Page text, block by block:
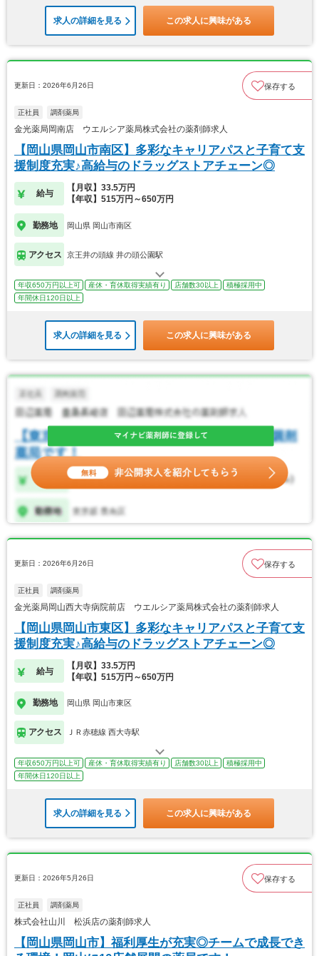
求人の詳細を見る この求人に興味がある
更新日：2026年6月26日 保存する
正社員 調剤薬局
金光薬局岡南店 ウエルシア薬局株式会社の薬剤師求人
【岡山県岡山市南区】多彩なキャリアパスと子育て支
援制度充実♪高給与のドラッグストアチェーン◎
給与
【月収】33.5万円
【年収】515万円～650万円
勤務地 岡山県 岡山市南区
アクセス 京王井の頭線 井の頭公園駅
年収650万円以上可 産休・育休取得実績有り 店舗数30以上
積極採用中
年間休日120日以上
求人の詳細を見る この求人に興味がある
更新日：2026年6月26日 保存する
正社員 調剤薬局
金光薬局岡山西大寺病院前店 ウエルシア薬局株式会社の薬剤師求人
【岡山県岡山市東区】多彩なキャリアパスと子育て支
援制度充実♪高給与のドラッグストアチェーン◎
給与
【月収】33.5万円
【年収】515万円～650万円
勤務地 岡山県 岡山市東区
アクセス ＪＲ赤穂線 西大寺駅
年収650万円以上可 産休・育休取得実績有り 店舗数30以上
積極採用中
年間休日120日以上
求人の詳細を見る この求人に興味がある
更新日：2026年5月26日 保存する
正社員 調剤薬局
株式会社山川 松浜店の薬剤師求人
【岡山県岡山市】福利厚生が充実◎チームで成長でき